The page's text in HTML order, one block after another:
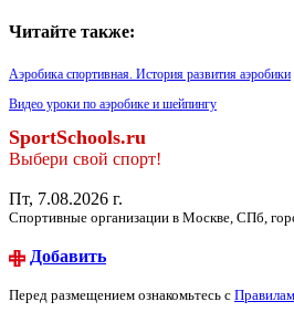
Читайте также:
Аэробика спортивная. История развития аэробики
Видео уроки по аэробике и шейпингу
SportSchools.ru
Выбери свой спорт!
Пт, 7.08.2026 г.
Спортивные организации в Москве, СПб,
Добавить
Перед размещением ознакомьтесь с